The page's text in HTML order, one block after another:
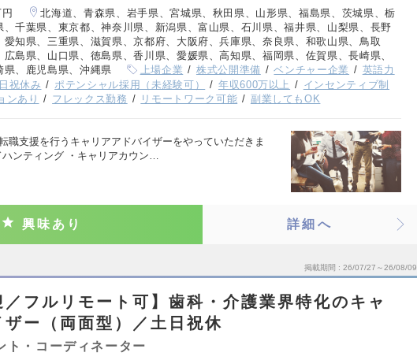
北海道、青森県、岩手県、宮城県、秋田県、山形県、福島県、茨城県、栃
千葉県、東京都、神奈川県、新潟県、富山県、石川県、福井県、山梨県、長野
愛知県、三重県、滋賀県、京都府、大阪府、兵庫県、奈良県、和歌山県、鳥取
島県、山口県、徳島県、香川県、愛媛県、高知県、福岡県、佐賀県、長崎県、
県、鹿児島県、沖縄県
上場企業 株式公開準備 ベンチャー企業
英語力
祝休み ポテンシャル採用（未経験可） 年収600万以上
インセンティブ制
ンあり フレックス勤務 リモートワーク可能 副業してもOK
職支援を行うキャリアアドバイザーをやっていただきま
ンティング ・キャリアカウン…
興味あり 詳細へ
掲載期間 26/07/27～26/08/09
／フルリモート可】歯科・介護業界特化のキャ
ザー（両面型）／土日祝休
ト・コーディネーター